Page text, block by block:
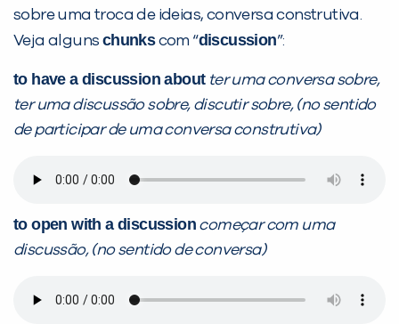
sobre uma troca de ideias, conversa construtiva.
Veja alguns chunkscom “discussion”:
to have a discussion about ter uma conversa sobre,
ter uma discussão sobre, discutir sobre, (no sentido
de participar de uma conversa construtiva)
to open with a discussion começar com uma
discussão, (no sentido de conversa)